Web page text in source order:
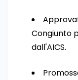
Congiunto
dall'AICS.